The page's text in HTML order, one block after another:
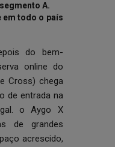
A.
em todo o país
do bem-
online do
Cross) chega
de entrada na
o Aygo X
de grandes
acrescido,